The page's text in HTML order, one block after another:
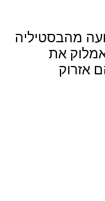
מהבסטיליה
את
אזרוק